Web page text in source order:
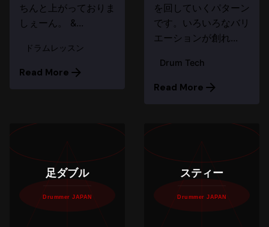
ちんと上がっておりま
しぇーん。 &...
ドラムレッスン
Read More
を回していくパターン
です。いろいろなバリ
エーションが創れ...
Drum Tech
Read More
足ダブル
Drummer JAPAN
スティー
Drummer JAPAN